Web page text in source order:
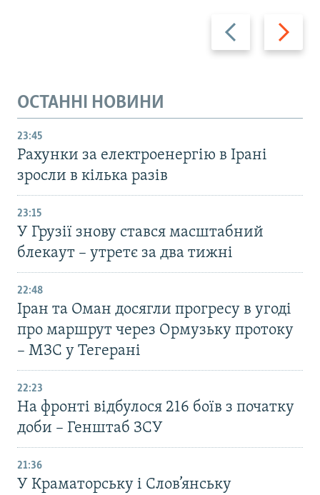
Назад Вперед
ОСТАННІ НОВИНИ
23:45
Рахунки за електроенергію в Ірані
зросли в кілька разів
23:15
У Грузії знову стався масштабний
блекаут – утретє за два тижні
22:48
Іран та Оман досягли прогресу в угоді
про маршрут через Ормузьку протоку
– МЗС у Тегерані
22:23
На фронті відбулося 216 боїв з початку
доби – Генштаб ЗСУ
21:36
У Краматорську і Слов’янську